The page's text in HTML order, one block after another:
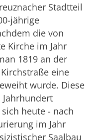
Stadtteil
jährige
die von
Kirche im Jahr
1819 an der
eine
wurde. Diese
heute - nach
im Jahr
Saalbau